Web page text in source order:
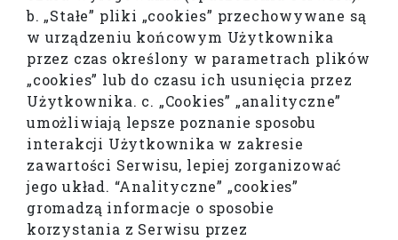
b. „Stałe” pliki „cookies” przechowywane są
w urządzeniu końcowym Użytkownika
przez czas określony w parametrach plików
„cookies” lub do czasu ich usunięcia przez
Użytkownika. c. „Cookies” „analityczne”
umożliwiają lepsze poznanie sposobu
interakcji Użytkownika w zakresie
zawartości Serwisu, lepiej zorganizować
jego układ. “Analityczne” „cookies”
gromadzą informacje o sposobie
korzystania z Serwisu przez